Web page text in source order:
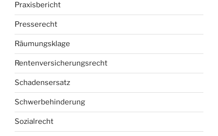
Praxisbericht
Presserecht
Räumungsklage
Rentenversicherungsrecht
Schadensersatz
Schwerbehinderung
Sozialrecht